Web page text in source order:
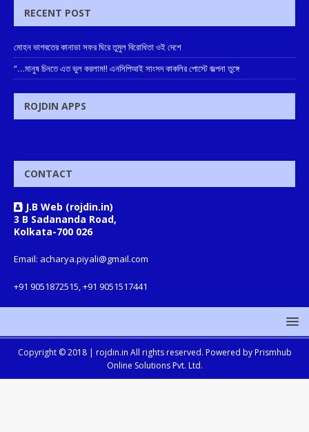
RECENT POST
মোহন ভাগবতের কানাডা সফর ঘিরে তুমুল বিরোধিতা ওই দেশে
“…মানুষ চিনতে এত ভুল করলাম!! এনসিপিআই সাংসদ কাকলির পোস্টে জল্পনা তুঙ্গে
ROJDIN APPS
CONTACT
J.B Web (rojdin.in)
3 B Sadananda Road,
Kolkata-700 026
Email: acharya.piyali@gmail.com
+91 9051872515, +91 9051517441
Copyright © 2018 | rojdin.in All rights reserved. Powered by Prismhub
Online Solutions Pvt. Ltd.